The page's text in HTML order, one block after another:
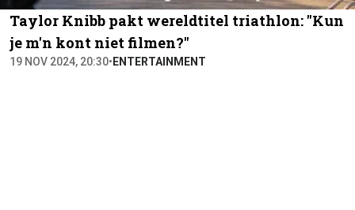
Taylor Knibb pakt wereldtitel triathlon: "Kun
je m'n kont niet filmen?"
19 NOV 2024, 20:30• ENTERTAINMENT